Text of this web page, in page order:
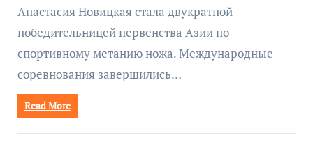
Анастасия Новицкая стала двукратной
победительницей первенства Азии по
спортивному метанию ножа. Международные
соревнования завершились…
Read More